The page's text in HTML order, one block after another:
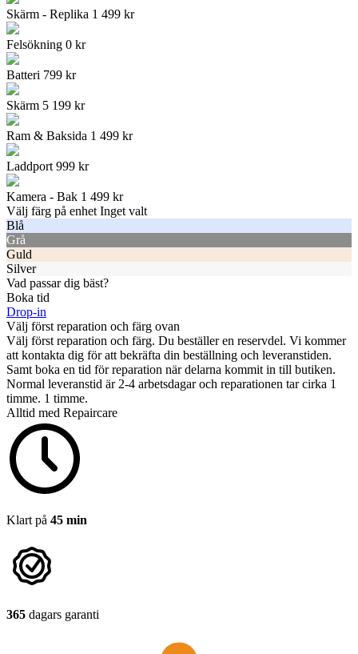
Skärm - Replika 1 499 kr
Felsökning 0 kr
Batteri 799 kr
Skärm 5 199 kr
Ram & Baksida 1 499 kr
Laddport 999 kr
Kamera - Bak 1 499 kr
Välj färg på enhet Inget valt
Blå
Grå
Guld
Silver
Vad passar dig bäst?
Boka tid
Drop-in
Välj först reparation och färg ovan
Välj först reparation och färg. Du beställer en reservdel. Vi kommer
att kontakta dig för att bekräfta din beställning och leveranstiden.
Samt boka en tid för reparation när delarna kommit in till butiken.
Normal leveranstid är 2-4 arbetsdagar och reparationen tar cirka 1
timme. 1 timme.
Alltid med Repaircare
Klart på 45 min
365 dagars garanti